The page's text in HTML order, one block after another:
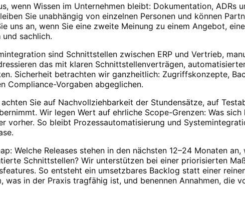
wenn Wissen im Unternehmen bleibt: Dokumentation, ADRs
Sie unabhängig von einzelnen Personen und können
uns an, wenn Sie eine zweite Meinung zu einem Angebot,
sachlich.
sind Schnittstellen zwischen ERP und Vertrieb,
das mit klaren Schnittstellenverträgen,
Sicherheit betrachten wir ganzheitlich: Zugriffskonzepte,
Compliance-Vorgaben abgeglichen.
Sie auf Nachvollziehbarkeit der Stundensätze, auf
Wir legen Wert auf ehrliche Scope-Grenzen: Was
vorher. So bleibt Prozessautomatisierung und
Welche Releases stehen in den nächsten 12–24 Monaten an,
Schnittstellen? Wir unterstützen bei einer priorisierten
So entsteht ein umsetzbares Backlog statt einer
in der Praxis tragfähig ist, und benennen Annahmen, die